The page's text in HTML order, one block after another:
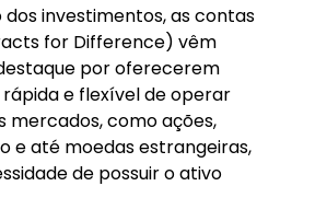
dos investimentos, as contas
for Difference) vêm
por oferecerem
e flexível de operar
mercados, como ações,
e até moedas estrangeiras,
de possuir o ativo